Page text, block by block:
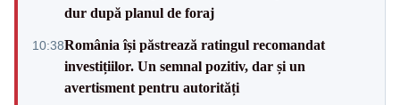
dur după planul de foraj
10:38România își păstrează ratingul recomandat
investițiilor. Un semnal pozitiv, dar și un
avertisment pentru autorități